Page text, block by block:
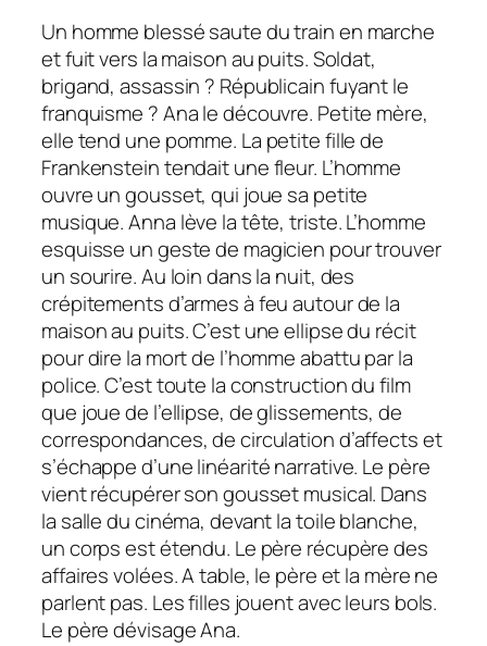
Un homme blessé saute du train en marche
et fuit vers la maison au puits. Soldat,
brigand, assassin ? Républicain fuyant le
franquisme ? Ana le découvre. Petite mère,
elle tend une pomme. La petite fille de
Frankensteintendait une fleur. L’homme
ouvre un gousset, qui joue sa petite
musique. Anna lève la tête, triste. L’homme
esquisse un geste de magicien pour trouver
un sourire. Au loin dans la nuit, des
crépitements d’armes à feu autour de la
maison au puits. C’est une ellipse du récit
pour dire la mort de l’homme abattu par la
police. C’est toute la construction du film
que joue de l’ellipse, de glissements, de
correspondances, de circulation d’affects et
s’échappe d’une linéarité narrative. Le père
vient récupérer son gousset musical. Dans
la salle du cinéma, devant la toile blanche,
un corps est étendu. Le père récupère des
affaires volées. A table, le père et la mère ne
parlent pas. Les filles jouent avec leurs bols.
Le père dévisage Ana.